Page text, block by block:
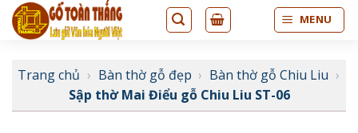
Bỏ
qua
dung
MENU
Trang chủ › Bàn thờ gỗ đẹp › Bàn thờ gỗ Chiu Liu ›
Sập thờ Mai Điểu gỗ Chiu Liu ST-06